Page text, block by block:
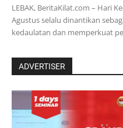
LEBAK, BeritaKilat.com – Hari
Agustus selalu dinantikan
kedaulatan dan memperkuat
ADVERTISER